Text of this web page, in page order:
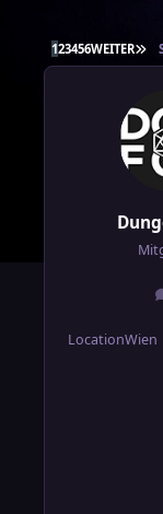
123456WEITER
LocationWien